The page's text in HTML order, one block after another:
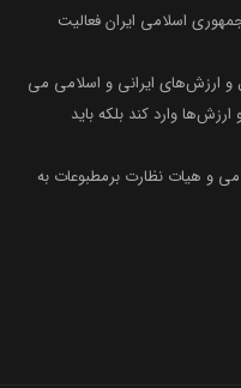
اسلامی ایران فعالیت
و ارزش‌های ایرانی و اسلامی می
وارد کند بلکه باید
و هیات نظارت برمطبوعات به